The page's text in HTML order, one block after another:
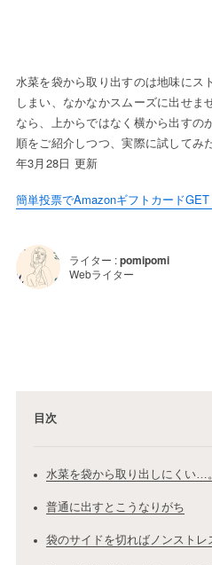
水菜を袋から取り出すのは地味に
しまい、なかなかスムーズに出せま
なら、上からではなく横から出すの
順をご紹介しつつ、実際に試してみ
年3月28日 更新
簡単投票でAmazonギフトカードGET
ライター :pomipomi
Webライター
目次
水菜を袋から取り出しにくい…
普通に出すとこうなりがち
袋のサイドを切ればノンストレ